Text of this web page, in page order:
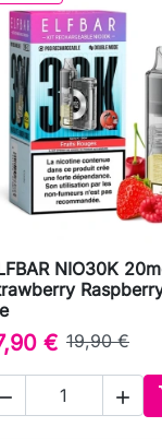
 Vista
NIO30K
€ 19,90 €
 